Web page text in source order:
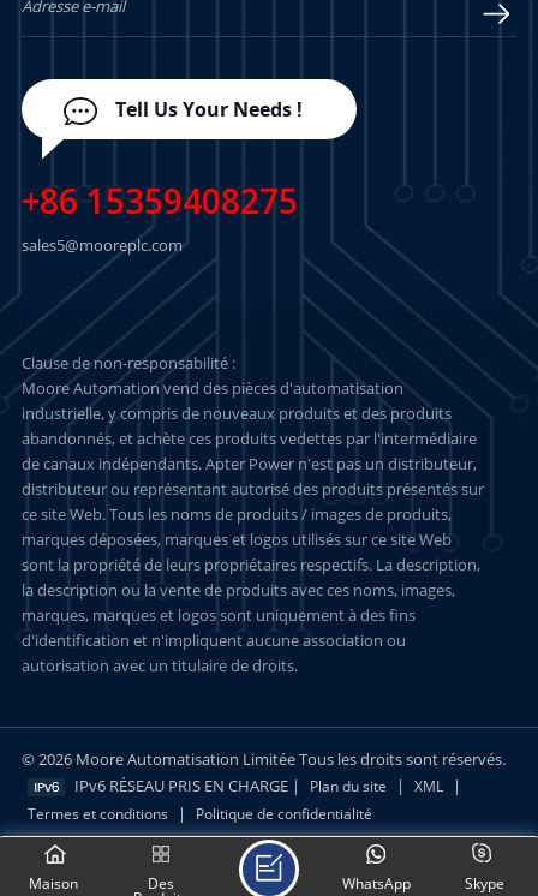
Tell Us Your Needs !
+86 15359408275
sales5@mooreplc.com
Clause de non-responsabilité :
Moore Automation vend des pièces d'automatisation
industrielle, y compris de nouveaux produits et des produits
abandonnés, et achète ces produits vedettes par l'intermédiaire
de canaux indépendants. Apter Power n'est pas un distributeur,
distributeur ou représentant autorisé des produits présentés sur
ce site Web. Tous les noms de produits / images de produits,
marques déposées, marques et logos utilisés sur ce site Web
sont la propriété de leurs propriétaires respectifs. La description,
la description ou la vente de produits avec ces noms, images,
marques, marques et logos sont uniquement à des fins
d'identification et n'impliquent aucune association ou
autorisation avec un titulaire de droits.
© 2026 Moore Automatisation Limitée Tous les droits sont réservés.
IPv6 RÉSEAU PRIS EN CHARGE |
Plan du site | XML |
Termes et conditions | Politique de confidentialité
Maison Des Skype
WhatsApp